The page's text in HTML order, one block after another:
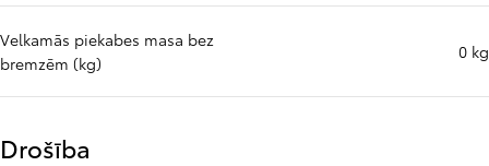
Velkamās piekabes masa bez
bremzēm (kg)
0 kg
Drošība